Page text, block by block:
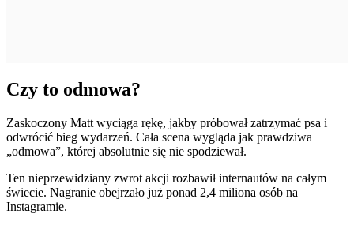
Czy to odmowa?
Zaskoczony Matt wyciąga rękę, jakby próbował zatrzymać psa i
odwrócić bieg wydarzeń. Cała scena wygląda jak prawdziwa
„odmowa”, której absolutnie się nie spodziewał.
Ten nieprzewidziany zwrot akcji rozbawił internautów na całym
świecie. Nagranie obejrzało już ponad 2,4 miliona osób na
Instagramie.